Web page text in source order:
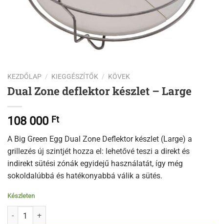
KEZDŐLAP / KIEGGÉSZÍTŐK / KÖVEK
Dual Zone deflektor készlet – Large
108 000 Ft
A Big Green Egg Dual Zone Deflektor készlet (Large) a
grillezés új szintjét hozza el: lehetővé teszi a direkt és
indirekt sütési zónák egyidejű használatát, így még
sokoldalúbbá és hatékonyabbá válik a sütés.
Készleten
Dual Zone deflektor készlet - Large mennyiség